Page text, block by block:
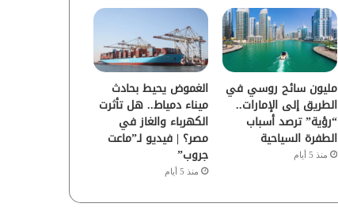
مليون سائح روسي في
الطريق إلى الإمارات..
“رؤية” ترصد أسباب
الطفرة السياحية
منذ 5 أيام
الغموض يحيط بحادث
ميناء دمياط.. هل تأثرت
الكهرباء والغاز في
مصر؟ | فيديو لـ”ماعت
جروب”
منذ 5 أيام